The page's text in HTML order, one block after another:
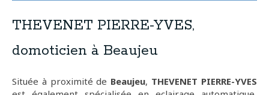
THEVENET PIERRE-YVES,
domoticien à Beaujeu
Située à proximité de Beaujeu, THEVENET PIERRE-YVES